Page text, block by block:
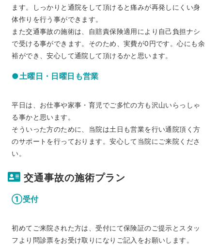
ます。しっかりと通院をして頂けると痛みが再発しにくい身
体作りを行う事ができます。
また交通事故の施術は、自賠責保険適用により自己負担ナシ
で受ける事ができます。そのため、実費が0円です。心にも余
裕ができ、安心して通院して頂けるかと思います。
●土曜日・日曜日も営業
平日は、お仕事や家事・育児でご多忙の方も沢山いらっしゃ
る事かと思います。
そういった方のために、当院は土日も営業を行い通院頂く方
のサポートを行っております。安心して当院にご来院くださ
い。
交通事故の施術プラン
①受付
初めてご来院された方は、受付にて保険証のご提示とスタッ
フより問診票をお受け取りになりご記入をお願いします。